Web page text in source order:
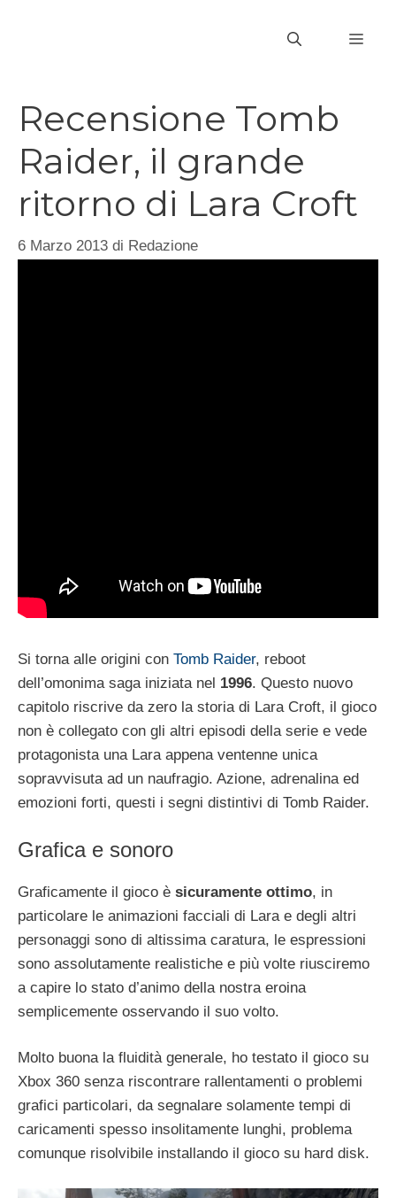
Recensione Tomb
Raider, il grande
ritorno di Lara Croft
6 Marzo 2013 di Redazione
Si torna alle origini con Tomb Raider, reboot
dell’omonima saga iniziata nel 1996. Questo nuovo
capitolo riscrive da zero la storia di Lara Croft, il gioco
non è collegato con gli altri episodi della serie e vede
protagonista una Lara appena ventenne unica
sopravvisuta ad un naufragio. Azione, adrenalina ed
emozioni forti, questi i segni distintivi di Tomb Raider.
Grafica e sonoro
Graficamente il gioco è sicuramente ottimo, in
particolare le animazioni facciali di Lara e degli altri
personaggi sono di altissima caratura, le espressioni
sono assolutamente realistiche e più volte riusciremo
a capire lo stato d’animo della nostra eroina
semplicemente osservando il suo volto.
Molto buona la fluidità generale, ho testato il gioco su
Xbox 360 senza riscontrare rallentamenti o problemi
grafici particolari, da segnalare solamente tempi di
caricamenti spesso insolitamente lunghi, problema
comunque risolvibile installando il gioco su hard disk.